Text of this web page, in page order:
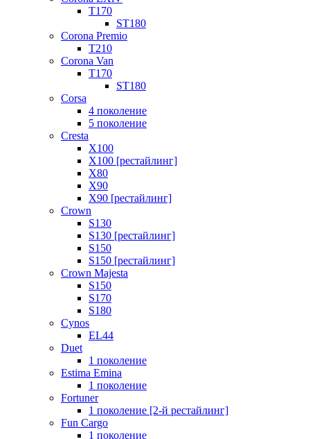
T170
ST180
Corona Premio
T210
Corona Van
T170
ST180
Corsa
4 поколение
5 поколение
Cresta
X100
X100 [рестайлинг]
X80
X90
X90 [рестайлинг]
Crown
S130
S130 [рестайлинг]
S150
S150 [рестайлинг]
Crown Majesta
S150
S170
S180
Cynos
EL44
Duet
1 поколение
Estima Emina
1 поколение
Fortuner
1 поколение [2-й рестайлинг]
Fun Cargo
1 поколение